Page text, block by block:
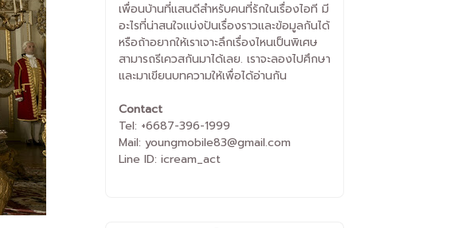
เพื่อนบ้านที่แสนดีสำหรับคนที่รักในเรื่องไอที มี
อะไรที่น่าสนใจแบ่งปันเรื่องราวและข้อมูลกันได้
หรือถ้าอยากให้เราเจาะลึกเรื่องไหนเป็นพิเศษ
สามารถรีเควสกันมาได้เลย. เราจะลองไปศึกษา
และมาเขียนบทความให้เพื่อได้อ่านกัน
Contact
Tel: +6687-396-1999
Mail: youngmobile83@gmail.com
Line ID: icream_act